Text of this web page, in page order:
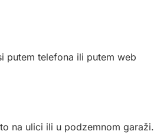
putem telefona ili putem web
na ulici ili u podzemnom garaži.